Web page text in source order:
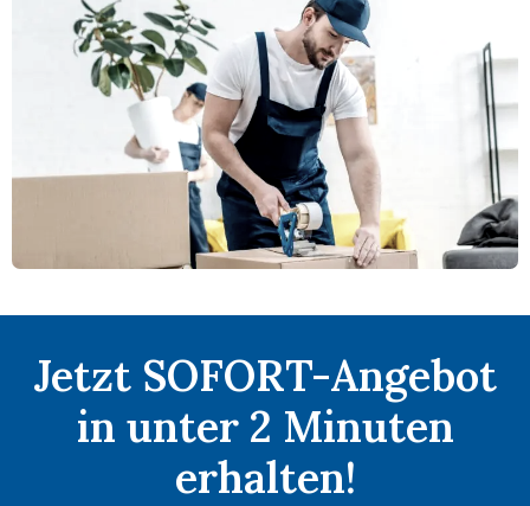
Jetzt SOFORT-Angebot
in unter 2 Minuten
erhalten!